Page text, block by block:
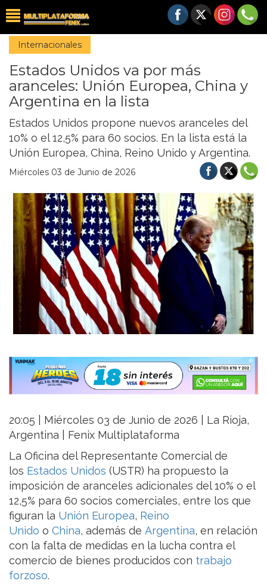
Internacionales
Estados Unidos va por más
aranceles: Unión Europea, China y
Argentina en la lista
Estados Unidos propone nuevos aranceles del
10% o el 12,5% para 60 socios. En la lista está la
Unión Europea, China, Reino Unido y Argentina.
Miércoles 03 de Junio de 2026
20:05 | Miércoles 03 de Junio de 2026 | La Rioja,
Argentina | Fenix Multiplataforma
La Oficina del Representante Comercial de
los Estados Unidos (USTR) ha propuesto la
imposición de aranceles adicionales del 10% o el
12,5% para 60 socios comerciales, entre los que
figuran la Unión Europea, Reino
Unido o China, además de Argentina, en relación
con la falta de medidas en la lucha contra el
comercio de bienes producidos con trabajo
forzoso.